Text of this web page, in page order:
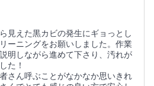
見えた黒カビの発生にギョっとし
ーニングをお願いしました。作業
明しながら進めて下さり、汚れが
た！
さん呼ぶことがなかなか思いきれ